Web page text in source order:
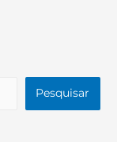
Pesquisar